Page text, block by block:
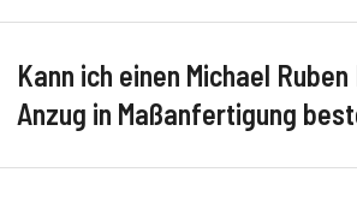
Kann ich einen Michael
Anzug in Maßanfertigung